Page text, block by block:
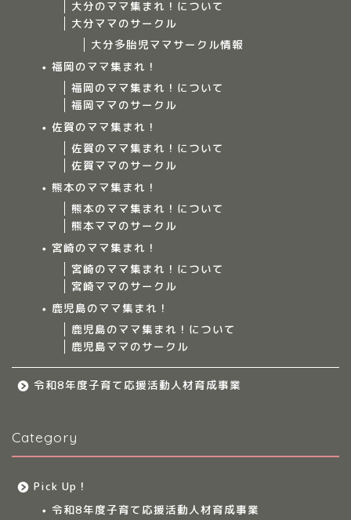
大分のママ集まれ！について
大分ママのサークル
大分多胎児ママサークル情報
福岡のママ集まれ！
福岡のママ集まれ！について
福岡ママのサークル
佐賀のママ集まれ！
佐賀のママ集まれ！について
佐賀ママのサークル
熊本のママ集まれ！
熊本のママ集まれ！について
熊本ママのサークル
宮崎のママ集まれ！
宮崎のママ集まれ！について
宮崎ママのサークル
鹿児島のママ集まれ！
鹿児島のママ集まれ！について
鹿児島ママのサークル
令和8年度子育て応援活動人材育成事業
Category
Pick Up！
令和8年度子育て応援活動人材育成事業
ママ集まれ！について
ママ集まれ！スタッフ
九州のママ集まれ！
大分のママ集まれ！